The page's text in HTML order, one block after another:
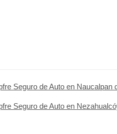
Seguro de Auto en Naucalpan
Seguro de Auto en